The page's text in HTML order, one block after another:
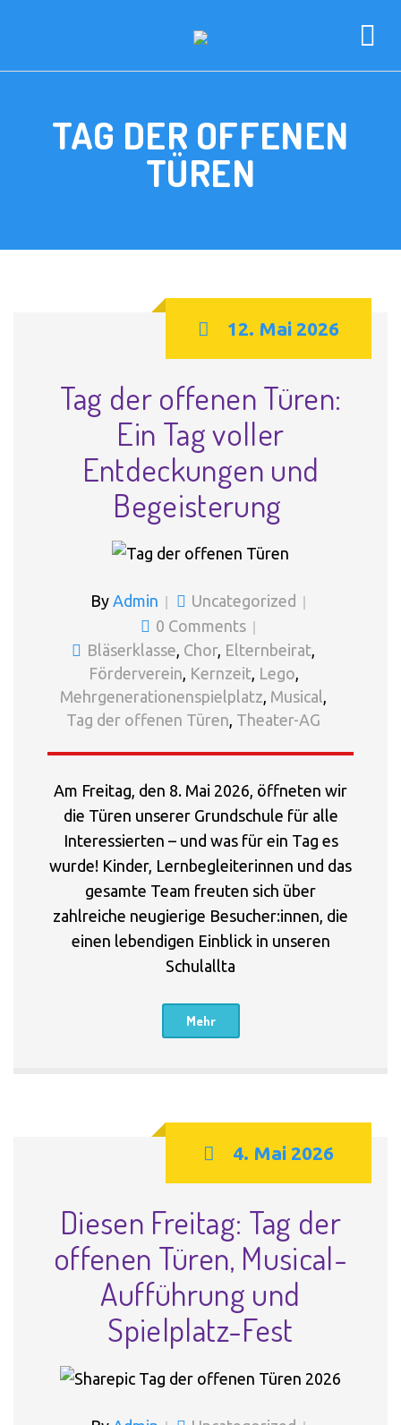
TAG DER OFFENEN
TÜREN
12. Mai 2026
Tag der offenen Türen:
Ein Tag voller
Entdeckungen und
Begeisterung
By Admin
Uncategorized
0 Comments
Bläserklasse, Chor, Elternbeirat,
Förderverein, Kernzeit, Lego,
Mehrgenerationenspielplatz, Musical,
Tag der offenen Türen, Theater-AG
Am Freitag, den 8. Mai 2026, öffneten wir
die Türen unserer Grundschule für alle
Interessierten – und was für ein Tag es
wurde! Kinder, Lernbegleiterinnen und das
gesamte Team freuten sich über
zahlreiche neugierige Besucher:innen, die
einen lebendigen Einblick in unseren
Schulallta
Mehr
4. Mai 2026
Diesen Freitag: Tag der
offenen Türen, Musical-
Aufführung und
Spielplatz-Fest